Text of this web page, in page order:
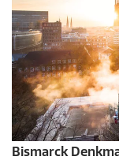
Bismarck